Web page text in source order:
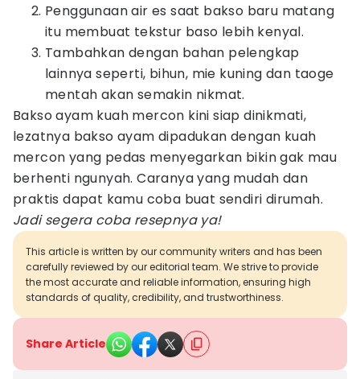
Penggunaan air es saat bakso baru matang
itu membuat tekstur baso lebih kenyal.
Tambahkan dengan bahan pelengkap
lainnya seperti, bihun, mie kuning dan taoge
mentah akan semakin nikmat.
Bakso ayam kuah mercon kini siap dinikmati,
lezatnya bakso ayam dipadukan dengan kuah
mercon yang pedas menyegarkan bikin gak mau
berhenti ngunyah. Caranya yang mudah dan
praktis dapat kamu coba buat sendiri dirumah.
Jadi segera coba resepnya ya!
This article is written by our community writers and has been
carefully reviewed by our editorial team. We strive to provide
the most accurate and reliable information, ensuring high
standards of quality, credibility, and trustworthiness.
Share Article